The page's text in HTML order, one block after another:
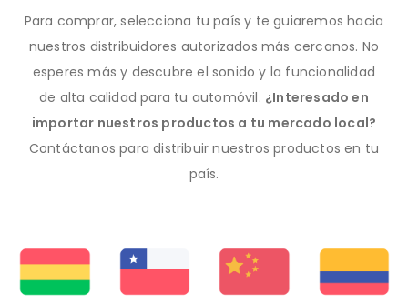
Para comprar, selecciona tu país y te guiaremos hacia
nuestros distribuidores autorizados más cercanos. No
esperes más y descubre el sonido y la funcionalidad
de alta calidad para tu automóvil. ¿Interesado en
importar nuestros productos a tu mercado local?
Contáctanos para distribuir nuestros productos en tu
país.